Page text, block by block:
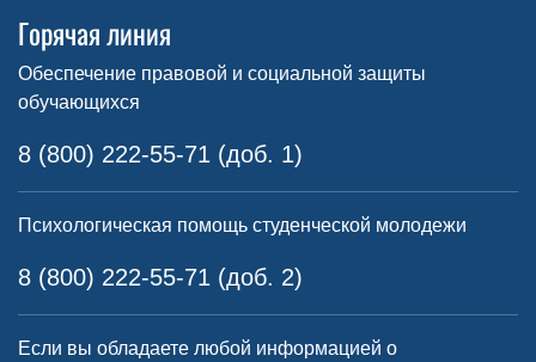
Горячая линия
Обеспечение правовой и социальной защиты
обучающихся
8 (800) 222-55-71 (доб. 1)
Психологическая помощь студенческой молодежи
8 (800) 222-55-71 (доб. 2)
Если вы обладаете любой информацией о